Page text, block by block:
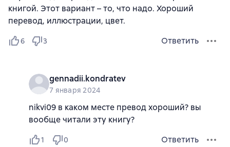
книгой. Этот вариант – то, что надо. Хороший
перевод, иллюстрации, цвет.
6 3 Ответить
gennadii.kondratev
7 января 2024
nikvi09 в каком месте превод хороший? вы
вообще читали эту книгу?
1 0 Ответить